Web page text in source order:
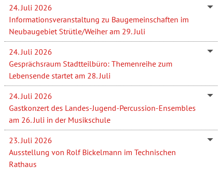
24. Juli 2026
Informationsveranstaltung zu Baugemeinschaften im
Neubaugebiet Strütle/Weiher am 29. Juli
24. Juli 2026
Gesprächsraum Stadtteilbüro: Themenreihe zum
Lebensende startet am 28. Juli
24. Juli 2026
Gastkonzert des Landes-Jugend-Percussion-Ensembles
am 26. Juli in der Musikschule
23. Juli 2026
Ausstellung von Rolf Bickelmann im Technischen
Rathaus